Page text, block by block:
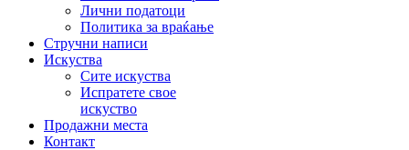
Лични податоци
Политика за враќање
Стручни написи
Искуства
Сите искуства
Испратете свое
искуство
Продажни места
Контакт